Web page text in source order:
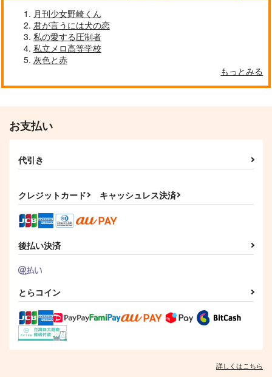
月刊少女野崎くん
君が言うには犬の恋
私の愛する圧制者
私立メロ高等学校
灰色と赤
もっとみる
お支払い
代引き
クレジットカード キャッシュレス決済
後払い決済
とらコイン
詳しくはこちら